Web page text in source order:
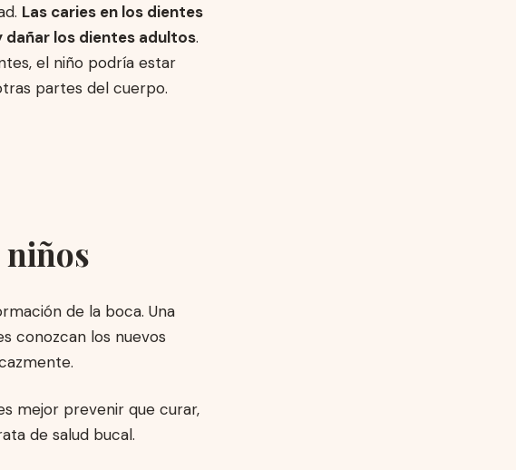
Las caries en los dientes
dañar los dientes adultos.
el niño podría estar
partes del cuerpo.
niños
de la boca. Una
conozcan los nuevos
mejor prevenir que curar,
de salud bucal.